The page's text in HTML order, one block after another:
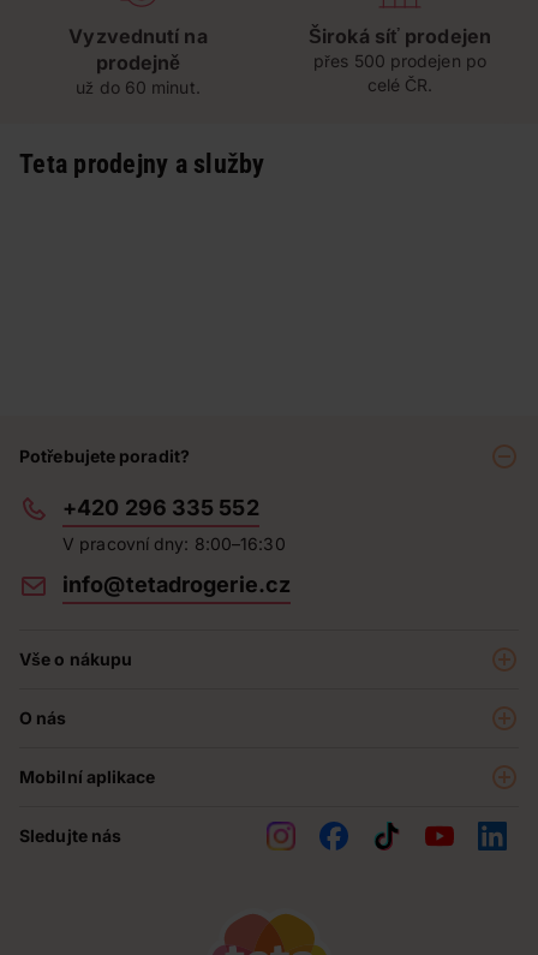
Vyzvednutí na
prodejně
už do 60 minut.
Široká síť prodejen
přes 500 prodejen po
celé ČR.
Teta prodejny a služby
Potřebujete poradit?
+420 296 335 552
V pracovní dny: 8:00–16:30
info@tetadrogerie.cz
Vše o nákupu
Prodejny
Obchodní podmínky
O nás
Teta pomáhá
Mobilní aplikace
Sledujte nás